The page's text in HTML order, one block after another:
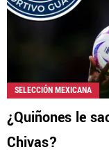
SELECCIÓN MEXICANA
¿Quiñones le
Chivas?